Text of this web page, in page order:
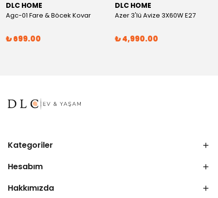
DLC HOME
Agc-01 Fare & Böcek Kovar
₺ 699.00
DLC HOME
Azer 3'lü Avize 3X60W E27
₺ 4,990.00
Kategoriler
Hesabım
Hakkımızda